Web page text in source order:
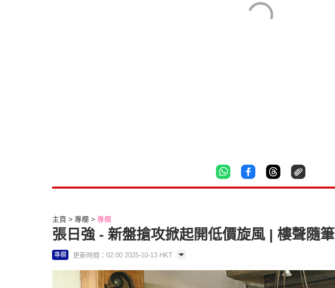
主頁 專欄 專欄
張日強 - 新盤搶攻掀起開低價旋風 | 樓聲隨筆
專欄 更新時間：02:00 2025-10-13 HKT